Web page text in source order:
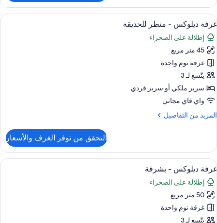
استخدام
المسبح
(Anantara)
فيلا
عائلية
-
غرف
نوم
مع
إمكانية
استخدام
المسبح
استعراض
جميع
صور
غرفة
ديلوكس
-
منظر
للحديقة
ملاءات من القطن المصري وأغطية فراش
5
غرفة ديلوكس - منظر للحديقة
إطلالة على الصحراء
45 متر مربع
غرفة نوم واحدة
يتّسع لـ 3
سرير ملكي‫‬ أو سرير فردي
واي فاي مجاني
المزيد من التفاصيل
المزيد
غرفة
ديلوكس
-
منظر
للحديقة
التحقق من توفر الغرف والأسعار
استعراض
جميع
صور
غرفة
ديلوكس
-
ملاءات من القطن المصري وأغطية فراش
9
غرفة ديلوكس - بشرفة
إطلالة على الصحراء
50 متر مربع
غرفة نوم واحدة
يتّسع لـ 3